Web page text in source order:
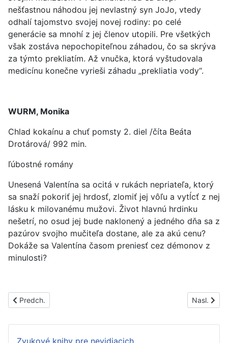
nešťastnou náhodou jej nevlastný syn JoJo, vtedy
odhalí tajomstvo svojej novej rodiny: po celé
generácie sa mnohí z jej členov utopili. Pre všetkých
však zostáva nepochopiteľnou záhadou, čo sa skrýva
za týmto prekliatím. Až vnučka, ktorá vyštudovala
medicínu konečne vyrieši záhadu „prekliatia vody“.
WURM, Monika
Chlad kokaínu a chuť pomsty 2. diel /číta Beáta
Drotárová/ 992 min.
ľúbostné romány
Unesená Valentína sa ocitá v rukách nepriateľa, ktorý
sa snaží pokoriť jej hrdosť, zlomiť jej vôľu a vytĺcť z nej
lásku k milovanému mužovi. Život hlavnú hrdinku
nešetrí, no osud jej bude naklonený a jedného dňa sa z
pazúrov svojho mučiteľa dostane, ale za akú cenu?
Dokáže sa Valentína časom preniesť cez démonov z
minulosti?
Predchádzajúci článok: PS1725B
Predch. Nasl.
Zvukové knihy pre nevidiacich